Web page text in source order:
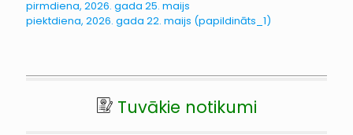
pirmdiena, 2026. gada 25. maijs
piektdiena, 2026. gada 22. maijs (papildināts_1)
Tuvākie notikumi